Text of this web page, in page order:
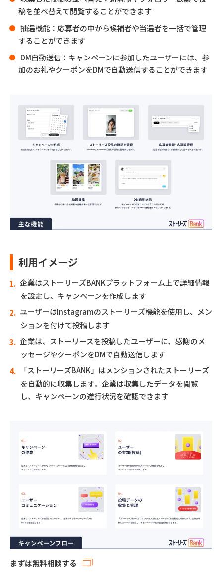
稿を並べ替えて閲覧することができます
抽選機能：応募者の中から候補者や当選者を一括で管理
することができます
DM自動送信：キャンペーンに参加したユーザーには、参
加のお礼やクーポンをDMで自動送信することができます
利用イメージ
企業はストーリーズBANKプラットフォーム上で詳細情報
を設定し、キャンペーンを作成します
ユーザーはInstagramのストーリーズ機能を使用し、メン
ションを付けて投稿します
企業は、ストーリーズを投稿したユーザーに、感謝のメ
ッセージやクーポンをDMで自動送信します
「ストーリーズBANK」はメンションされたストーリーズ
を自動的に収集します。企業は収集したデータを閲覧
し、キャンペーンの進行状況を確認できます
まずは無料相談する